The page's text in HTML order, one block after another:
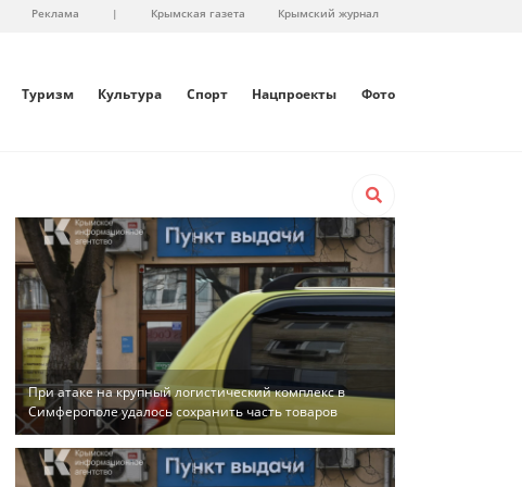
Реклама | Крымская газета Крымский журнал
Туризм Культура Спорт Нацпроекты Фото
При атаке на крупный логистический комплекс в
Симферополе удалось сохранить часть товаров